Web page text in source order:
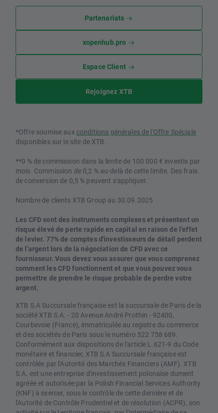
Partenariats
xopenhub.pro
Espace Client
Rejoignez XTB
*Offre soumise aux conditions générales de l'Offre Spéciale
disponibles sur le site de XTB.
**0 % de commission dans la limite de 100 000 € investis par
mois. Commission de 0,2 % au-delà de cette limite. Des frais
de conversion de 0,5 % peuvent s'appliquer.
Nombre de clients XTB Group au 30.09.2025
Les CFD sont des instruments complexes et présentent un
risque élevé de perte rapide en capital en raison de l'effet
de levier. 77% de comptes d'investisseurs de détail perdent
de l'argent lors de la négociation de CFD avec ce
fournisseur. Vous devez vous assurer que vous comprenez
comment les CFD fonctionnent et que vous pouvez vous
permettre de prendre le risque probable de perdre votre
argent.
XTB S.A Succursale française est la succursale de Paris de la
société XTB S.A. - 20 Avenue André Prothin - 92400,
Courbevoie (France), immatriculée au registre du commerce
et des sociétés de Paris sous le numéro 522 758 689.
Conformément aux dispositions de l'article L.621-9 du Code
monétaire et financier, XTB S.A Succursale française est
contrôlée par l'Autorité des Marchés Financiers (AMF). XTB
S.A. est une entreprise d'investissement polonaise dument
agréée et autorisée par la Polish Financial Services Authority
(KNF) à exercer, sous le contrôle de cette dernière et de
l'Autorité de Contrôle Prudentiel et de résolution (ACPR), son